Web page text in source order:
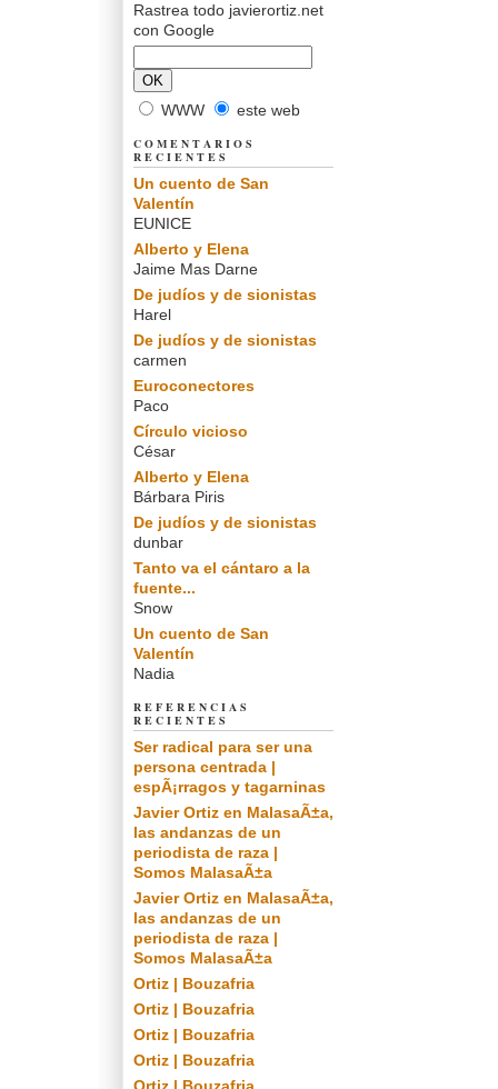
Rastrea todo javierortiz.net
con Google
WWW este web
COMENTARIOS
RECIENTES
Un cuento de San
Valentín
EUNICE
Alberto y Elena
Jaime Mas Darne
De judíos y de sionistas
Harel
De judíos y de sionistas
carmen
Euroconectores
Paco
Círculo vicioso
César
Alberto y Elena
Bárbara Piris
De judíos y de sionistas
dunbar
Tanto va el cántaro a la
fuente...
Snow
Un cuento de San
Valentín
Nadia
REFERENCIAS
RECIENTES
Ser radical para ser una
persona centrada |
espÃ¡rragos y tagarninas
Javier Ortiz en MalasaÃ±a,
las andanzas de un
periodista de raza |
Somos MalasaÃ±a
Javier Ortiz en MalasaÃ±a,
las andanzas de un
periodista de raza |
Somos MalasaÃ±a
Ortiz | Bouzafria
Ortiz | Bouzafria
Ortiz | Bouzafria
Ortiz | Bouzafria